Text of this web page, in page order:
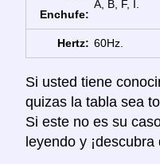
Enchufe:
A, B, F, I.
Hertz: 60Hz.
Si usted tiene
quizas la tabla sea
Si este no es su
leyendo y